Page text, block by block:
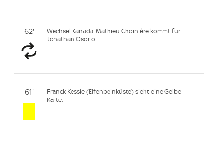
62'
Wechsel Kanada. Mathieu Choinière kommt für
Jonathan Osorio.
61'
Franck Kessie (Elfenbeinküste) sieht eine Gelbe
Karte.